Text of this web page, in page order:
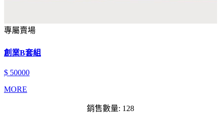
專屬賣場
創業B套組
$ 50000
MORE
銷售數量: 128